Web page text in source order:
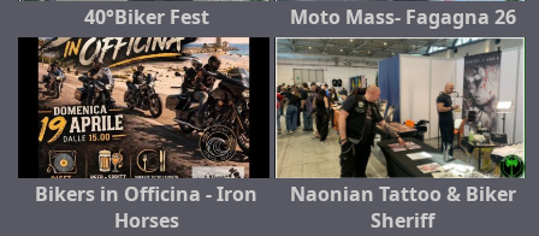
40°Biker Fest Moto Mass- Fagagna 26
Bikers in Officina - Iron
Horses
Naonian Tattoo & Biker
Sheriff